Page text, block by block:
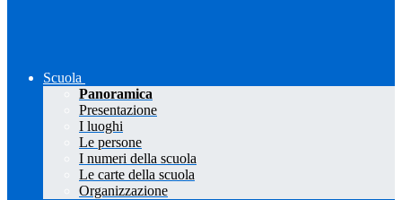
Scuola
Panoramica
Presentazione
I luoghi
Le persone
I numeri della scuola
Le carte della scuola
Organizzazione